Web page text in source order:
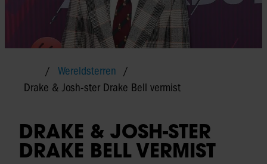
Wereldsterren
Drake & Josh-ster Drake Bell vermist
DRAKE & JOSH-STER
DRAKE BELL VERMIST